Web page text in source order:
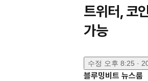
트위터, 코
가능
수정 오후 8:25 ·
블루밍비트 뉴스룸